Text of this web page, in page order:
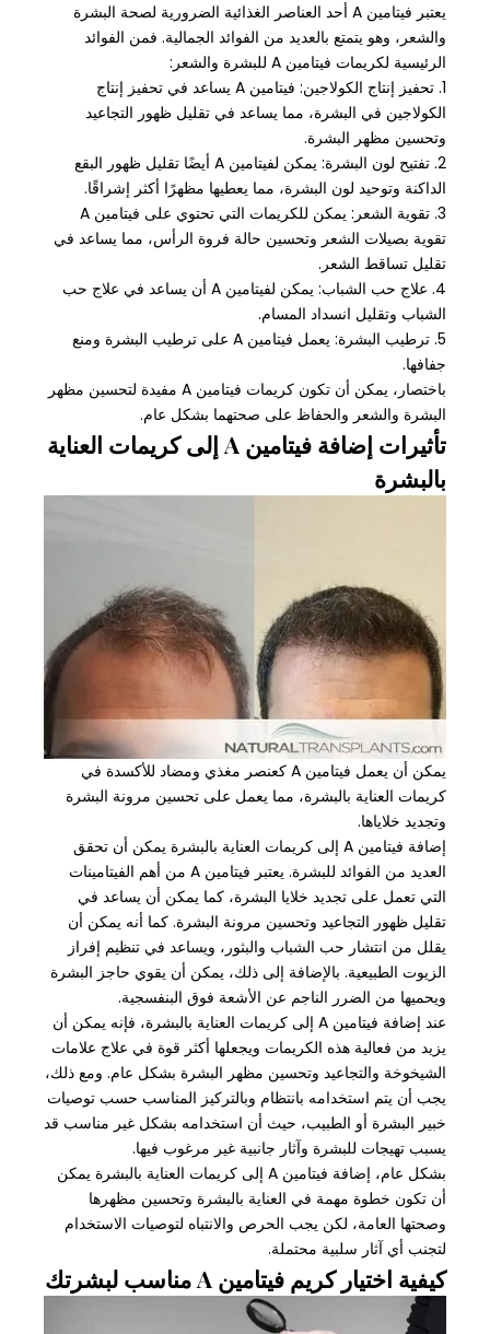
يعتبر فيتامين A أحد العناصر الغذائية الضرورية لصحة البشرة
والشعر، وهو يتمتع بالعديد من الفوائد الجمالية. فمن الفوائد
الرئيسية لكريمات فيتامين A للبشرة والشعر:
1. تحفيز إنتاج الكولاجين: فيتامين A يساعد في تحفيز إنتاج
الكولاجين في البشرة، مما يساعد في تقليل ظهور التجاعيد
وتحسين مظهر البشرة.
2. تفتيح لون البشرة: يمكن لفيتامين A أيضًا تقليل ظهور البقع
الداكنة وتوحيد لون البشرة، مما يعطيها مظهرًا أكثر إشراقًا.
3. تقوية الشعر: يمكن للكريمات التي تحتوي على فيتامين A
تقوية بصيلات الشعر وتحسين حالة فروة الرأس، مما يساعد في
تقليل تساقط الشعر.
4. علاج حب الشباب: يمكن لفيتامين A أن يساعد في علاج حب
الشباب وتقليل انسداد المسام.
5. ترطيب البشرة: يعمل فيتامين A على ترطيب البشرة ومنع
جفافها.
باختصار، يمكن أن تكون كريمات فيتامين A مفيدة لتحسين مظهر
البشرة والشعر والحفاظ على صحتهما بشكل عام.
تأثيرات إضافة فيتامين A إلى كريمات العناية
بالبشرة
يمكن أن يعمل فيتامين A كعنصر مغذي ومضاد للأكسدة في
كريمات العناية بالبشرة، مما يعمل على تحسين مرونة البشرة
وتجديد خلاياها.
إضافة فيتامين A إلى كريمات العناية بالبشرة يمكن أن تحقق
العديد من الفوائد للبشرة. يعتبر فيتامين A من أهم الفيتامينات
التي تعمل على تجديد خلايا البشرة، كما يمكن أن يساعد في
تقليل ظهور التجاعيد وتحسين مرونة البشرة. كما أنه يمكن أن
يقلل من انتشار حب الشباب والبثور، ويساعد في تنظيم إفراز
الزيوت الطبيعية. بالإضافة إلى ذلك، يمكن أن يقوي حاجز البشرة
ويحميها من الضرر الناجم عن الأشعة فوق البنفسجية.
عند إضافة فيتامين A إلى كريمات العناية بالبشرة، فإنه يمكن أن
يزيد من فعالية هذه الكريمات ويجعلها أكثر قوة في علاج علامات
الشيخوخة والتجاعيد وتحسين مظهر البشرة بشكل عام. ومع ذلك،
يجب أن يتم استخدامه بانتظام وبالتركيز المناسب حسب توصيات
خبير البشرة أو الطبيب، حيث أن استخدامه بشكل غير مناسب قد
يسبب تهيجات للبشرة وآثار جانبية غير مرغوب فيها.
بشكل عام، إضافة فيتامين A إلى كريمات العناية بالبشرة يمكن
أن تكون خطوة مهمة في العناية بالبشرة وتحسين مظهرها
وصحتها العامة، لكن يجب الحرص والانتباه لتوصيات الاستخدام
لتجنب أي آثار سلبية محتملة.
كيفية اختيار كريم فيتامين A مناسب لبشرتك